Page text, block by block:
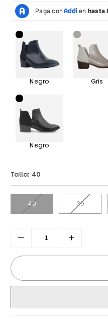
Negro Gris
Negro
Talla: 40
40 39